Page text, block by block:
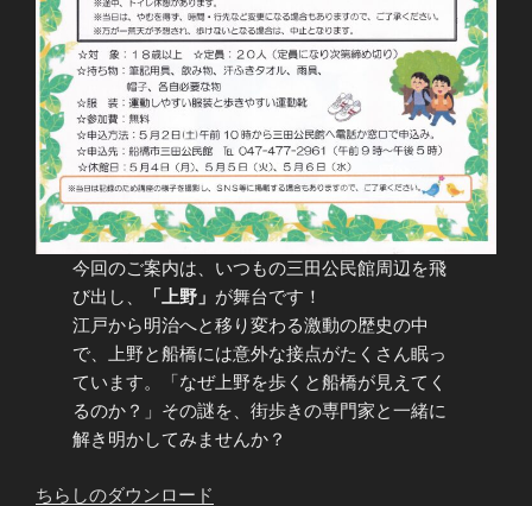
今回のご案内は、いつもの三田公民館周辺を飛
び出し、
「上野」 が舞台です！
江戸から明治へと移り変わる激動の歴史の中
で、上野と船橋には意外な接点がたくさん眠っ
ています。「なぜ上野を歩くと船橋が見えてく
るのか？」その謎を、街歩きの専門家と一緒に
解き明かしてみませんか？
ちらしのダウンロード